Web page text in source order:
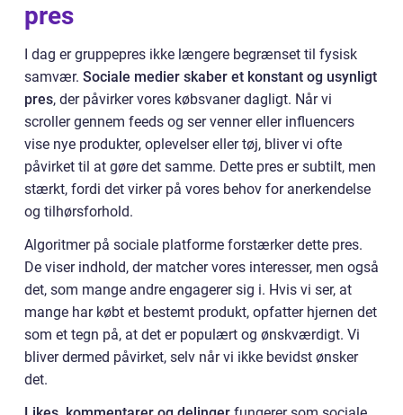
pres
I dag er gruppepres ikke længere begrænset til fysisk
samvær. Sociale medier skaber et konstant og usynligt
pres, der påvirker vores købsvaner dagligt. Når vi
scroller gennem feeds og ser venner eller influencers
vise nye produkter, oplevelser eller tøj, bliver vi ofte
påvirket til at gøre det samme. Dette pres er subtilt, men
stærkt, fordi det virker på vores behov for anerkendelse
og tilhørsforhold.
Algoritmer på sociale platforme forstærker dette pres.
De viser indhold, der matcher vores interesser, men også
det, som mange andre engagerer sig i. Hvis vi ser, at
mange har købt et bestemt produkt, opfatter hjernen det
som et tegn på, at det er populært og ønskværdigt. Vi
bliver dermed påvirket, selv når vi ikke bevidst ønsker
det.